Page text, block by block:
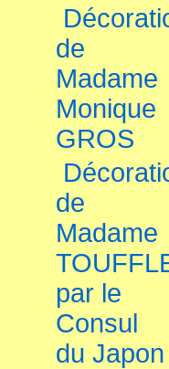
de
Madame
Monique
GROS
de
Madame
par le
Consul
du Japon